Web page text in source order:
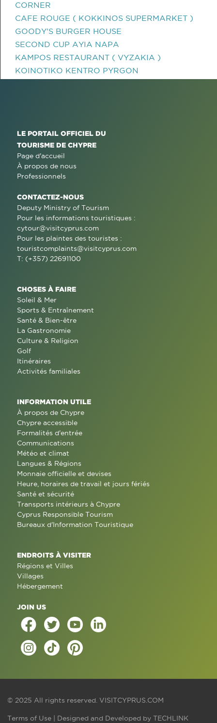
CORNER
CAFE ROUGE ( KOKKINOS SUPERMARKET )
GOODY'S BURGER HOUSE
SECOND CUP AYIA NAPA
KAMPOS RESTAURANT ( VYZAKIA )
KOINOTIKO KENTRO PYRGON
LE PORTAIL OFFICIEL DU
TOURISME DE CHYPRE
Page d'accueil
À propos de nous
Professionnels
CONTACTEZ-NOUS
Deputy Ministry of Tourism
Pour les informations touristiques :
cytour@visitcyprus.com
Pour les plaintes des touristes :
touristcomplaints@visitcyprus.com
T: (+357) 22691100
CHOSES À FAIRE
Soleil & Mer
Sports & Entraînement
Santé & Bien-être
La Gastronomie
Culture & Religion
Golf
Itinéraires
Activités familiales
INFORMATION UTILE
À propos de Chypre
Chypre accessible
Formalités d'entrée
Communications
Météo et climat
Langues & Régions
Monnaie officielle et devises
Heure, horaires de travail et jours fériés
Santé et sécurité
Transports intérieurs à Chypre
Cyprus Responsible Tourism
Bureaux d'Information Touristique
ENDROITS À VISITER
Régions et Villes
Villages
Hébergement
JOIN US
© 2025 All rights reserved. VISITCYPRUS.COM
Terms of Use | Designed and Developed by TECHLINK